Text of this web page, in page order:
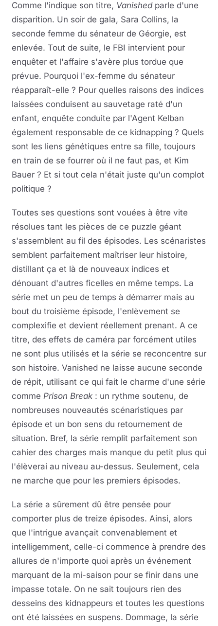
Comme l'indique son titre, Vanishedparle d'une
disparition. Un soir de gala, Sara Collins, la
seconde femme du sénateur de Géorgie, est
enlevée. Tout de suite, le FBI intervient pour
enquêter et l'affaire s'avère plus tordue que
prévue. Pourquoi l'ex-femme du sénateur
réapparaît-elle ? Pour quelles raisons des indices
laissées conduisent au sauvetage raté d'un
enfant, enquête conduite par l'Agent Kelban
également responsable de ce kidnapping ? Quels
sont les liens génétiques entre sa fille, toujours
en train de se fourrer où il ne faut pas, et Kim
Bauer ? Et si tout cela n'était juste qu'un complot
politique ?
Toutes ses questions sont vouées à être vite
résolues tant les pièces de ce puzzle géant
s'assemblent au fil des épisodes. Les scénaristes
semblent parfaitement maîtriser leur histoire,
distillant ça et là de nouveaux indices et
dénouant d'autres ficelles en même temps. La
série met un peu de temps à démarrer mais au
bout du troisième épisode, l'enlèvement se
complexifie et devient réellement prenant. A ce
titre, des effets de caméra par forcément utiles
ne sont plus utilisés et la série se reconcentre sur
son histoire. Vanished ne laisse aucune seconde
de répit, utilisant ce qui fait le charme d'une série
comme Prison Break : un rythme soutenu, de
nombreuses nouveautés scénaristiques par
épisode et un bon sens du retournement de
situation. Bref, la série remplit parfaitement son
cahier des charges mais manque du petit plus qui
l'élèverai au niveau au-dessus. Seulement, cela
ne marche que pour les premiers épisodes.
La série a sûrement dû être pensée pour
comporter plus de treize épisodes. Ainsi, alors
que l'intrigue avançait convenablement et
intelligemment, celle-ci commence à prendre des
allures de n'importe quoi après un événement
marquant de la mi-saison pour se finir dans une
impasse totale. On ne sait toujours rien des
desseins des kidnappeurs et toutes les questions
ont été laissées en suspens. Dommage, la série